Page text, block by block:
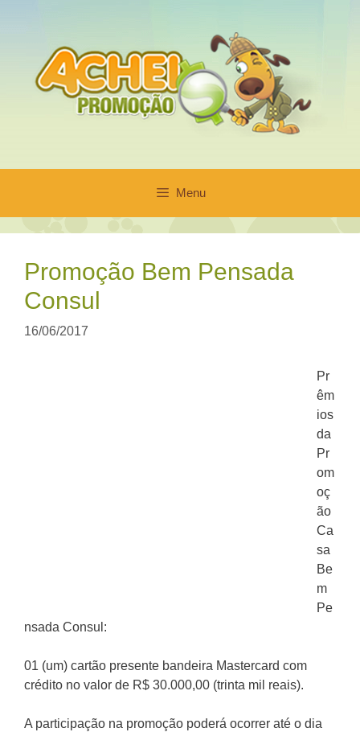
conteúdo
Menu
Promoção Bem Pensada
Consul
16/06/2017
Pr
êm
ios
da
Pr
om
oç
ão
Ca
sa
Be
m
Pe
nsada Consul:
01 (um) cartão presente bandeira Mastercard com
crédito no valor de R$ 30.000,00 (trinta mil reais).
A participação na promoção poderá ocorrer até o dia